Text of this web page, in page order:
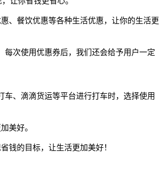
、餐饮优惠等各种生活优惠，让你的生活更
次使用优惠券后，我们还会给予用户一定
、滴滴货运等平台进行打车时，选择使用
美好。
钱的目标，让生活更加美好！